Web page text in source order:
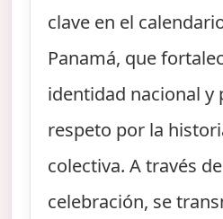
clave en el
Panamá, que
identidad nacional y
respeto por la
colectiva. A través
celebración, se